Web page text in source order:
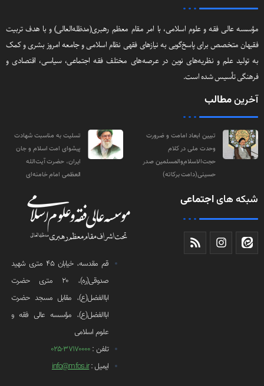
مؤسسه عالی فقه و علوم اسلامی، با امر مقام معظم رهبری(مد‌ظله‌العالی) و با هدف تربیت
فقیهان متخصص برای پاسخ‌گویی به نیازهای فقهی نظام اسلامی و جامعه امروز بشری و کمک
به تولید علم و نظریه‌های نوین در عرصه‌های مختلف فقه اجتماعی‌، سیاسی‌، اقتصادی و
فرهنگی تأسیس شده است.
آخرینمطالب
تبیین ابعاد امامت و ضرورت
وحدت ملی در کلام
حجت‌الاسلام‌والمسلمین صدر
حسینی(دامت‌ برکاته)
تسلیت به مناسبت شهادت
پیشوای امت اسلام و جان
ایران، حضرت آیت‌الله
العظمی امام خامنه‌ای
شبکه هایاجتماعی
قم مقدسه، خیابان 45 متری شهید
صدوقی(ره)، 20 متری حضرت
اباالفضل(ع)، مقابل مسجد حضرت
اباالفضل(ع)، مؤسسه عالی فقه و
علوم اسلامی
تلفن : 37170000-025
ایمیل :info@mfos.ir